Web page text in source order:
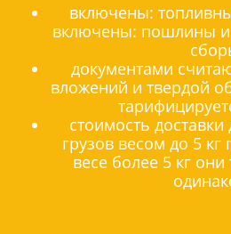
включены:
включены: пошлины
документами
вложений и твердой
стоимость
грузов весом до 5 кг
весе более 5 кг